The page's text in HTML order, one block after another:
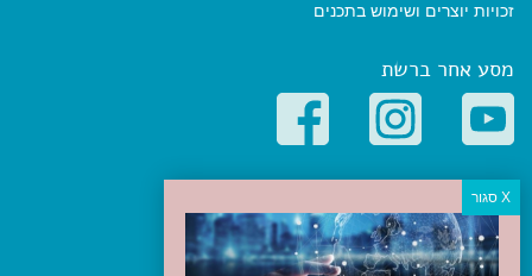
זכויות יוצרים ושימוש בתכנים
מסע אחר ברשת
קטגוריות פופולריות
יעדים
טיולים בישראל